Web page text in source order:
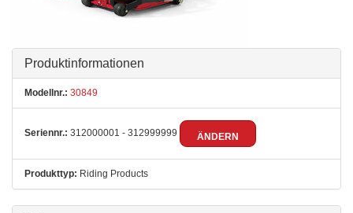
Produktinformationen
Modellnr.: 30849
Seriennr.: 312000001 - 312999999 ÄNDERN
Produkttyp: Riding Products